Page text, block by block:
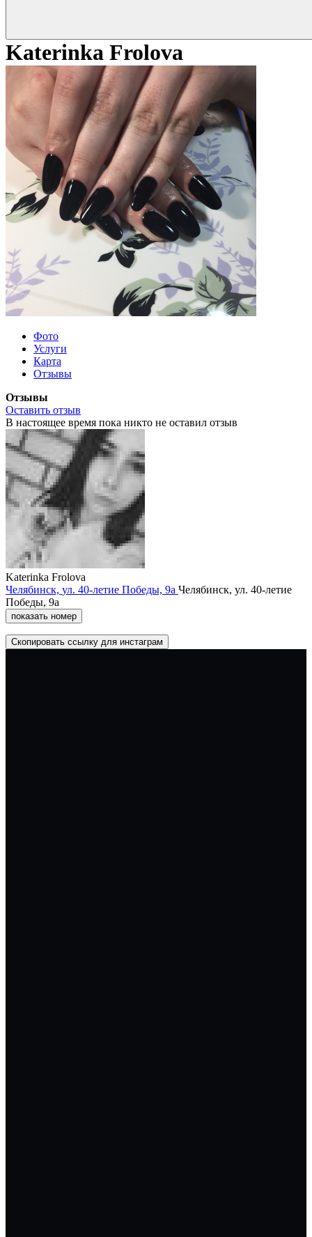
Katerinka Frolova
Фото
Услуги
Карта
Отзывы
Отзывы
Оставить отзыв
В настоящее время пока никто не оставил отзыв
Katerinka Frolova
Челябинск, ул. 40-летие Победы, 9а Челябинск, ул. 40-летие
Победы, 9а
показать номер
Скопировать ссылку для инстаграм